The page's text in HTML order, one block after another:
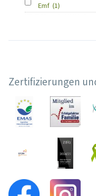
Emf (1)
Zertifizierungen